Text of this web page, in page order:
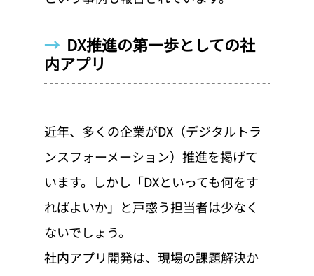
→ DX推進の第一歩としての社
内アプリ
近年、多くの企業がDX（デジタルトラ
ンスフォーメーション）推進を掲げて
います。しかし「DXといっても何をす
ればよいか」と戸惑う担当者は少なく
ないでしょう。
社内アプリ開発は、現場の課題解決か